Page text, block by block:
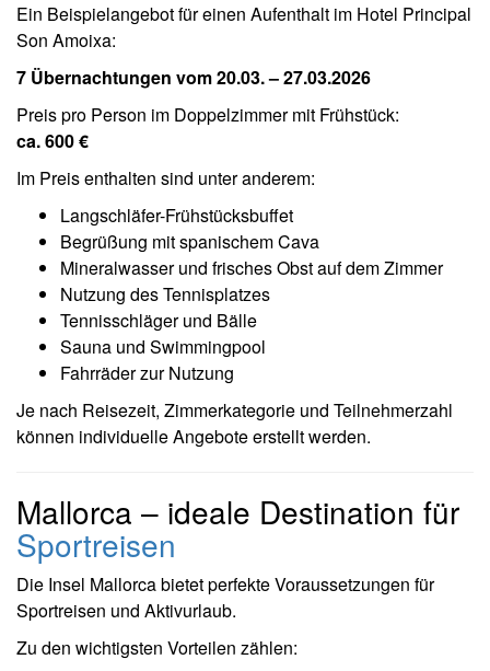
Ein Beispielangebot für einen Aufenthalt im Hotel Principal
Son Amoixa:
7 Übernachtungen vom 20.03. – 27.03.2026
Preis pro Person im Doppelzimmer mit Frühstück:
ca. 600 €
Im Preis enthalten sind unter anderem:
Langschläfer-Frühstücksbuffet
Begrüßung mit spanischem Cava
Mineralwasser und frisches Obst auf dem Zimmer
Nutzung des Tennisplatzes
Tennisschläger und Bälle
Sauna und Swimmingpool
Fahrräder zur Nutzung
Je nach Reisezeit, Zimmerkategorie und Teilnehmerzahl
können individuelle Angebote erstellt werden.
Mallorca – ideale Destination für
Sportreisen
Die Insel Mallorca bietet perfekte Voraussetzungen für
Sportreisen und Aktivurlaub.
Zu den wichtigsten Vorteilen zählen: